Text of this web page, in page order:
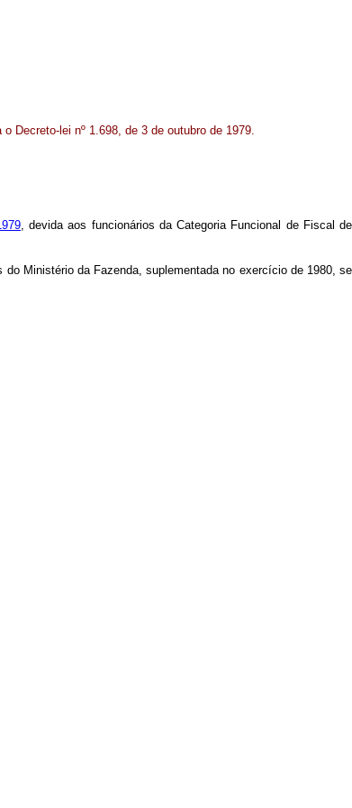
Decreto-lei nº 1.698, de 3 de outubro de 1979.
, devida aos funcionários da Categoria Funcional de Fiscal de
Ministério da Fazenda, suplementada no exercício de 1980, se